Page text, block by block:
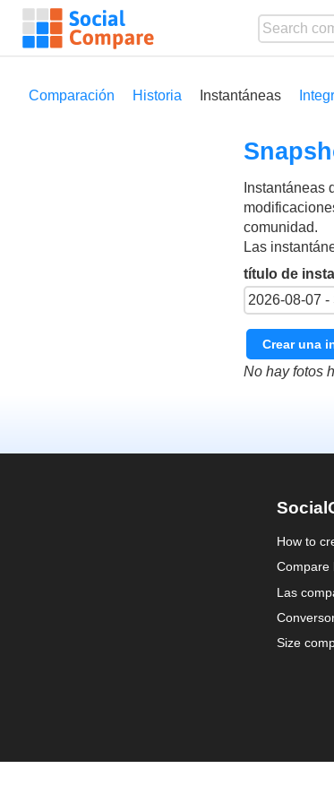
Comparación Historia Instantáneas
Instantáneas
comunidad.
Las
título de
Crear una
No hay fotos
How to
Compare
Las
Size